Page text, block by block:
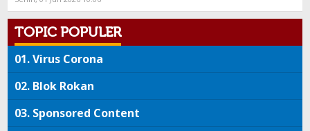
TOPIC POPULER
01.Virus Corona
02. Blok Rokan
03. Sponsored Content